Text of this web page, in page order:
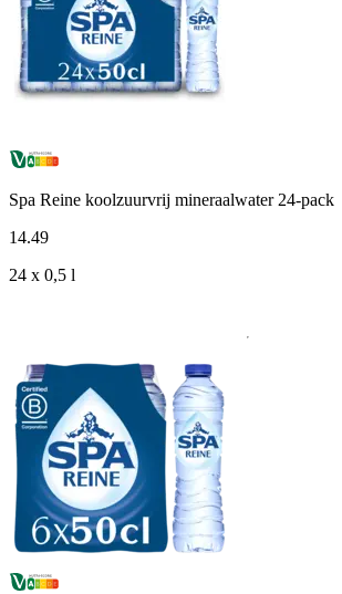
Spa Reine koolzuurvrij mineraalwater 24-pack
14.49
24 x 0,5 l